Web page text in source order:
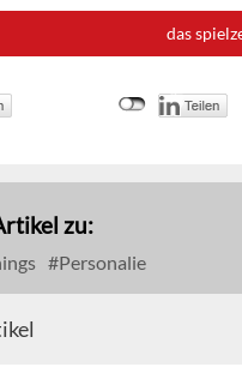
das
zu:
Personalie